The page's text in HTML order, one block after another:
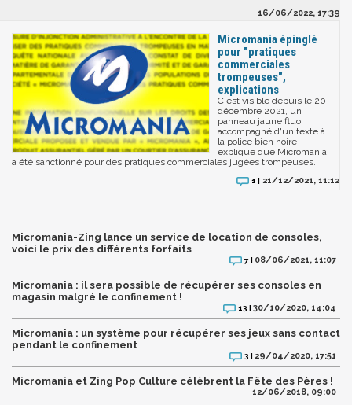
16/06/2022, 17:39
Micromania épinglé
pour "pratiques
commerciales
trompeuses",
explications
C'est visible depuis le 20
décembre 2021, un
panneau jaune fluo
accompagné d'un texte à
la police bien noire
explique que Micromania
a été sanctionné pour des pratiques commerciales jugées trompeuses.
1 | 21/12/2021, 11:12
Micromania-Zing lance un service de location de consoles,
voici le prix des différents forfaits
7 | 08/06/2021, 11:07
Micromania : il sera possible de récupérer ses consoles en
magasin malgré le confinement !
13 | 30/10/2020, 14:04
Micromania : un système pour récupérer ses jeux sans contact
pendant le confinement
3 | 29/04/2020, 17:51
Micromania et Zing Pop Culture célèbrent la Fête des Pères !
12/06/2018, 09:00